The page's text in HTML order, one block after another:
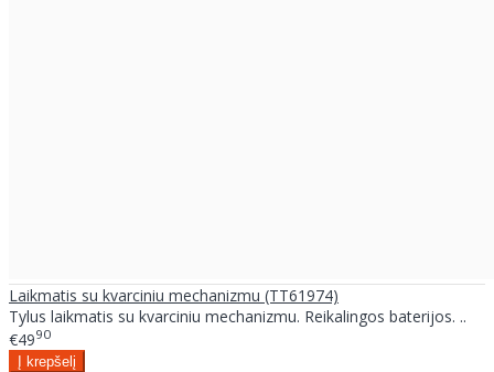
Laikmatis su kvarciniu mechanizmu (TT61974)
Tylus laikmatis su kvarciniu mechanizmu. Reikalingos baterijos. ..
€4990